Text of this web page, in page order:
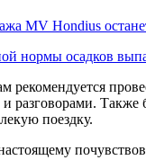
MV Hondius
нормы осадков
рекомендуется
разговорами. Также
поездку.